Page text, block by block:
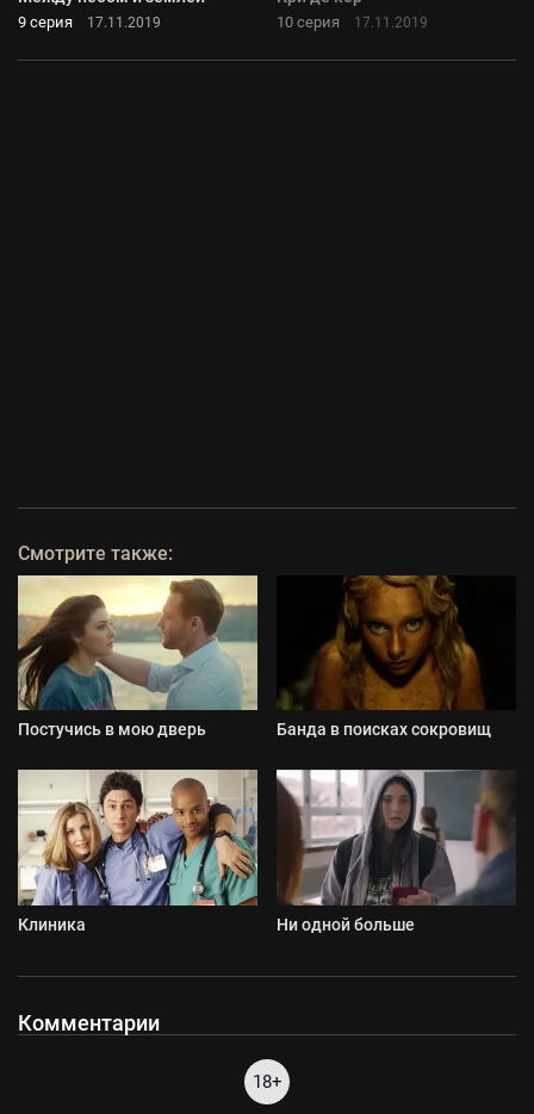
9 серия 17.11.2019 10 серия 17.11.2019
Смотрите также:
Постучись в мою дверь Банда в поисках сокровищ
Клиника Ни одной больше
Комментарии
18+